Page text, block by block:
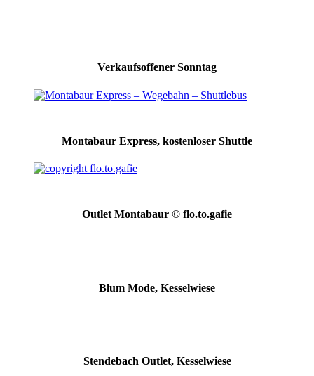
Verkaufsoffener Sonntag
Montabaur Express, kostenloser Shuttle
Outlet Montabaur © flo.to.gafie
Blum Mode, Kesselwiese
Stendebach Outlet, Kesselwiese